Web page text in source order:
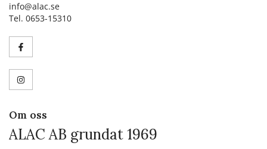
info@alac.se
Tel. 0653-15310
Om oss
ALAC AB grundat 1969